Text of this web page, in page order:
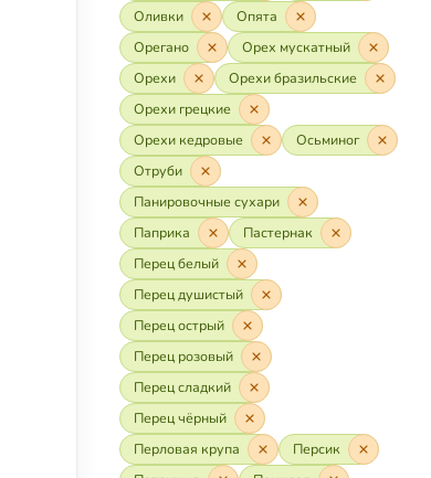
Оливки
Опята
Орегано
Орех мускатный
Орехи
Орехи бразильские
Орехи грецкие
Орехи кедровые
Осьминог
Отруби
Панировочные сухари
Паприка
Пастернак
Перец белый
Перец душистый
Перец острый
Перец розовый
Перец сладкий
Перец чёрный
Перловая крупа
Персик